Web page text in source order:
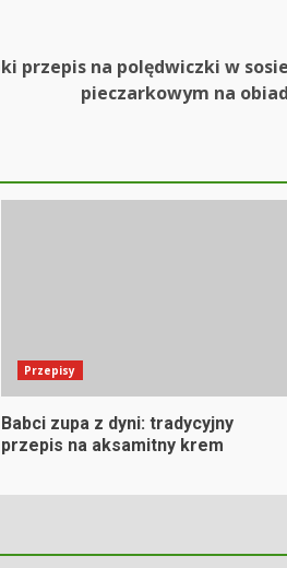
przepis na polędwiczki w
pieczarkowym na
Przepisy
Babci zupa z dyni: tradycyjny
przepis na aksamitny krem